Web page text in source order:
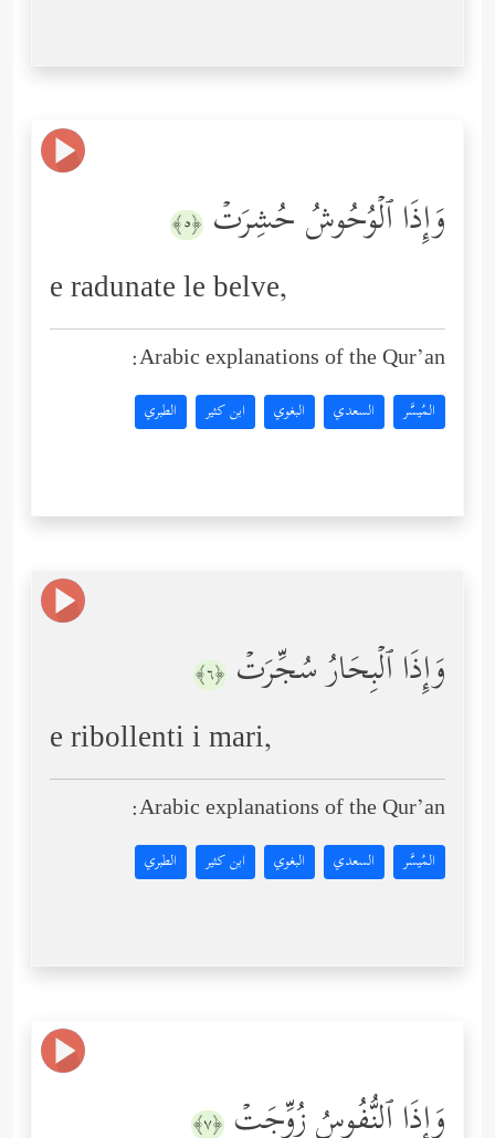
وَإِذَا ٱلۡوُحُوشُ حُشِرَتۡ ﴿٥﴾
e radunate le belve,
Arabic explanations of the Qur’an:
المُيسَّر السعدي البغوي ابن كثير الطبري
وَإِذَا ٱلۡبِحَارُ سُجِّرَتۡ ﴿٦﴾
e ribollenti i mari,
Arabic explanations of the Qur’an:
المُيسَّر السعدي البغوي ابن كثير الطبري
وَإِذَا ٱلنُّفُوسُ زُوِّجَتۡ ﴿٧﴾